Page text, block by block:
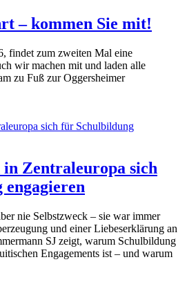
– kommen Sie mit!
findet zum zweiten Mal eine
wir machen mit und laden alle
zu Fuß zur Oggersheimer
Zentraleuropa sich
nie Selbstzweck – sie war immer
und einer Liebeserklärung an
SJ zeigt, warum Schulbildung
Engagements ist – und warum